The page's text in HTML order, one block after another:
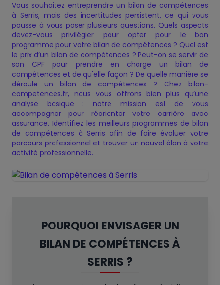
Vous souhaitez entreprendre un bilan de compétences
à Serris, mais des incertitudes persistent, ce qui vous
pousse à vous poser plusieurs questions. Quels aspects
devez-vous privilégier pour opter pour le bon
programme pour votre bilan de compétences ? Quel est
le prix d’un bilan de compétences ? Peut-on se servir de
son CPF pour prendre en charge un bilan de
compétences et de qu'elle façon ? De quelle manière se
déroule un bilan de compétences ? Chez bilan-
competences.fr, nous vous offrons bien plus qu’une
analyse basique : notre mission est de vous
accompagner pour réorienter votre carrière avec
assurance. Identifiez les meilleurs programmes de bilan
de compétences à Serris afin de faire évoluer votre
parcours professionnel et trouver un nouvel élan à votre
activité professionnelle.
POURQUOI ENVISAGER UN
BILAN DE COMPÉTENCES À
SERRIS ?
Présentation — Bilan de
compétences
✕
Charte de Qualité ✕
Nos certificats de qualité ✕
Notre Offre ✕
Politique de confidentialité ✕